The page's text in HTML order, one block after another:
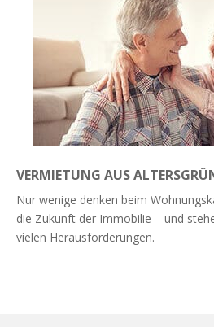
VERMIETUNG AUS
Nur wenige denken beim
die Zukunft der Immobilie – und
vielen Herausforderungen.